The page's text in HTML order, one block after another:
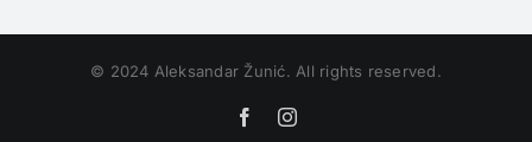
© 2024 Aleksandar Žunić. All rights reserved.
FacebookInstagram